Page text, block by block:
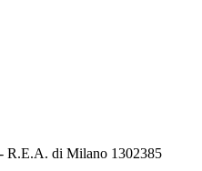
R.E.A. di Milano 1302385